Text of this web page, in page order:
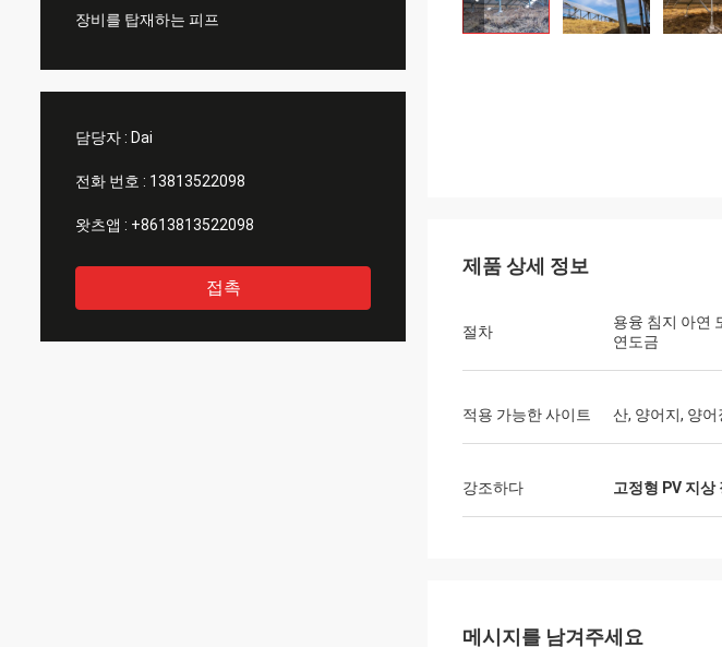
장비를 탑재하는 피프
담당자 : Dai
전화 번호 : 13813522098
왓츠앱 : +8613813522098
접촉
제품 상세 정보
절차
용융 침지 아연
연도금
적용 가능한 사이트 산, 양어지, 양어
강조하다 고정형 PV 지상
메시지를 남겨주세요